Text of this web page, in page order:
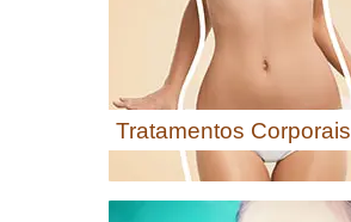
Tratamentos Corporais